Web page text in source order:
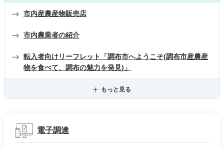
市内産農産物販売店
市内農業者の紹介
転入者向けリーフレット「調布市へようこそ(調布市産農産
物を食べて、調布の魅力を発見)」
もっと見る
電子調達